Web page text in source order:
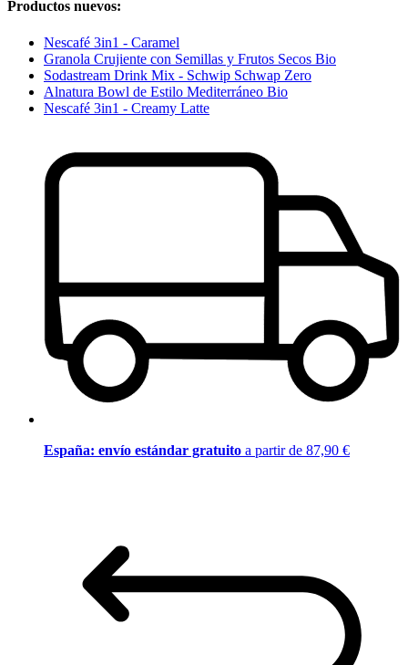
Productos nuevos:
Nescafé 3in1 - Caramel
Granola Crujiente con Semillas y Frutos Secos Bio
Sodastream Drink Mix - Schwip Schwap Zero
Alnatura Bowl de Estilo Mediterráneo Bio
Nescafé 3in1 - Creamy Latte
España: envío estándar gratuito a partir de 87,90 €